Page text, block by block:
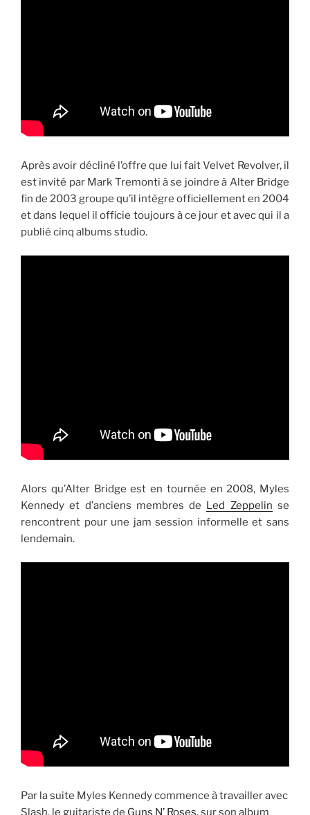
Après avoir décliné l’offre que lui fait Velvet Revolver, il
est invité par Mark Tremonti à se joindre à Alter Bridge
fin de 2003 groupe qu’il intègre officiellement en 2004
et dans lequel il officie toujours à ce jour et avec qui il a
publié cinq albums studio.
Alors qu’Alter Bridge est en tournée en 2008, Myles
Kennedy et d’anciens membres de Led Zeppelin se
rencontrent pour une jam session informelle et sans
lendemain.
Par la suite Myles Kennedy commence à travailler avec
Slash, le guitariste de Guns N’ Roses, sur son album